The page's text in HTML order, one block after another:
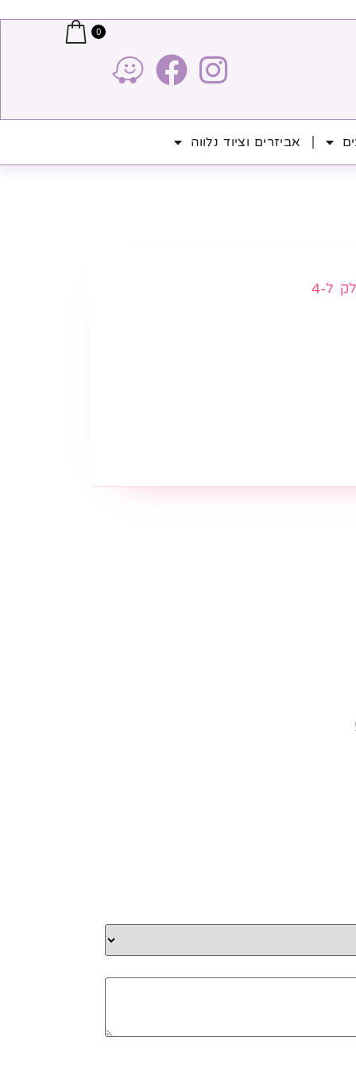
0
אביזרים וציוד נלווה